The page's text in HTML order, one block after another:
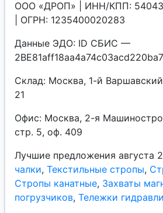
ООО «ДРОП» | ИНН/КПП:
| ОГРН: 1235400020283
Данные ЭДО: ID СБИС —
Склад: Москва, 1-й
21
Офис: Москва, 2-я
стр. 5, оф. 409
Лучшие предложения августа
чалки, Текстильные стропы,
Стропы канатные, Захваты
погрузчиков, Тележки